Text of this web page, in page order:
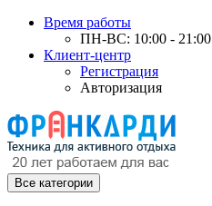
Время работы
ПН-ВС: 10:00 - 21:00
Клиент-центр
Регистрация
Авторизация
Все категории